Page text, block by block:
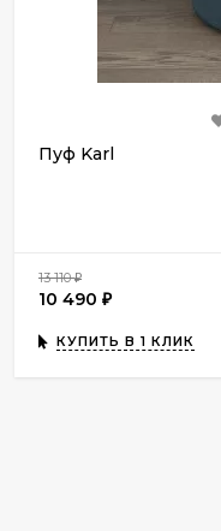
Пуф Karl
13 110₽
10 490 ₽
КУПИТЬ В 1 КЛИК